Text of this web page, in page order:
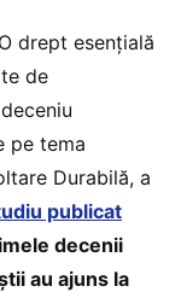
drept esențială
de
pe tema
Durabilă, a
publicat
decenii
au ajuns la